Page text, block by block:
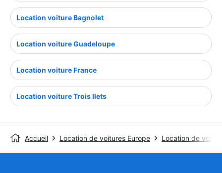
Location voiture Bagnolet
Location voiture Guadeloupe
Location voiture France
Location voiture Trois Ilets
Accueil Location de voitures Europe Location de